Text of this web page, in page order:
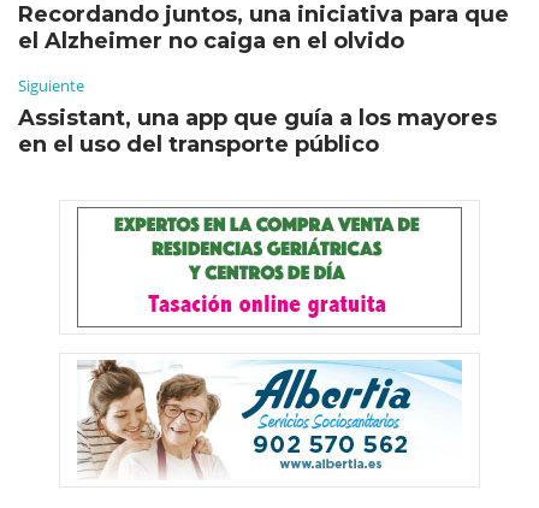
Recordando juntos, una iniciativa para que
el Alzheimer no caiga en el olvido
Siguiente
Assistant, una app que guía a los mayores
en el uso del transporte público